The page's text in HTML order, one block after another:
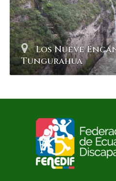
Los Nueve
Tungurahua